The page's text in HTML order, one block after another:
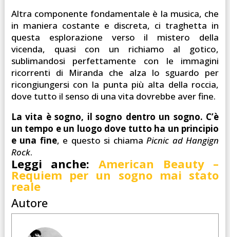
Altra componente fondamentale è la musica, che
in maniera costante e discreta, ci traghetta in
questa esplorazione verso il mistero della
vicenda, quasi con un richiamo al gotico,
sublimandosi perfettamente con le immagini
ricorrenti di Miranda che alza lo sguardo per
ricongiungersi con la punta più alta della roccia,
dove tutto il senso di una vita dovrebbe aver fine.
La vita è sogno, il sogno dentro un sogno. C’è
un tempo e un luogo dove tutto ha un principio
e una fine, e questo si chiamaPicnic ad Hangign
Rock.
Leggi anche: American Beauty –
Requiem per un sogno mai stato
reale
Autore